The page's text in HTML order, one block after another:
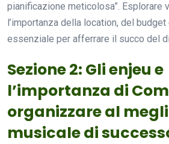
pianificazione meticolosa”. Esplorare
l’importanza della location, del
essenziale per afferrare il succo del
Sezione 2: Gli enjeu e
l’importanza di
organizzare al
musicale di